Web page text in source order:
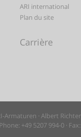
ARI international
Plan du site
Carrière
Armaturen · Albert
Phone: +49 5207 994-0 ·